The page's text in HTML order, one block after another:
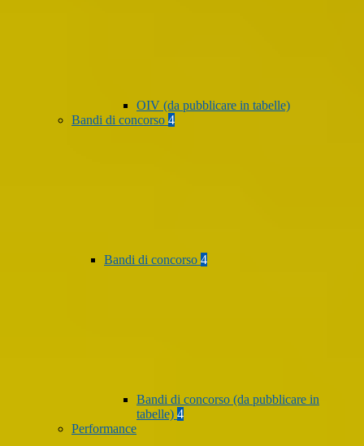
OIV (da pubblicare in tabelle)
Bandi di concorso 4
Bandi di concorso 4
Bandi di concorso (da pubblicare in
tabelle) 4
Performance